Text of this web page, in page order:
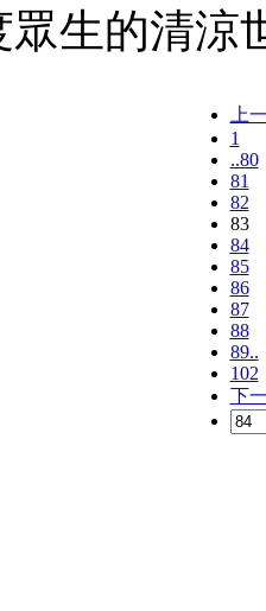
生的清涼
上
1
..80
81
82
83
84
85
86
87
88
89..
102
下